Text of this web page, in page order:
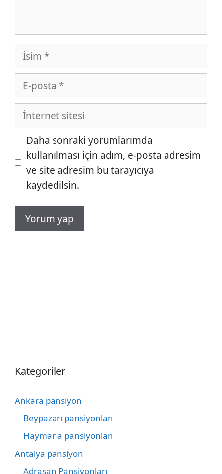
İsim
posta
İnternet
sitesi
Daha sonraki yorumlarımda
kullanılması için adım, e-posta adresim
ve site adresim bu tarayıcıya
kaydedilsin.
Kategoriler
Ankara pansiyon
Beypazarı pansiyonları
Haymana pansiyonları
Antalya pansiyon
Adrasan Pansiyonları